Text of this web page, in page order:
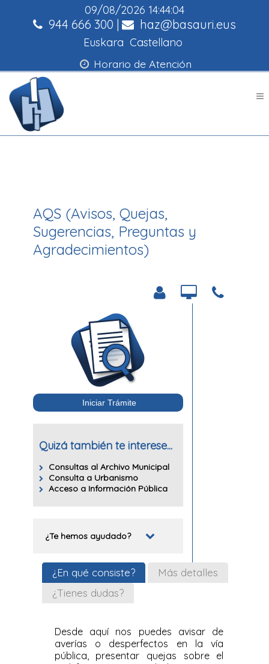
09/08/2026 14:44:04
944 666 300 | haz@basauri.eus
Euskara Castellano
Horario de Atención